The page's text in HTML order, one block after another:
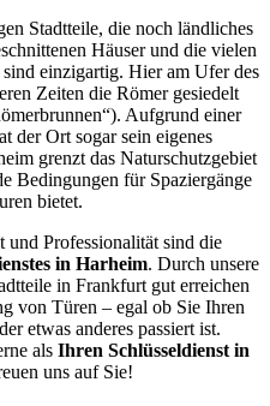
Stadtteile, die noch ländliches
Häuser und die vielen
einzigartig. Hier am Ufer des
Zeiten die Römer gesiedelt
Aufgrund einer
der Ort sogar sein eigenes
grenzt das Naturschutzgebiet
Bedingungen für Spaziergänge
bietet.
Professionalität sind die
in Harheim. Durch unsere
in Frankfurt gut erreichen
von Türen – egal ob Sie Ihren
etwas anderes passiert ist.
als Ihren Schlüsseldienst in
uns auf Sie!